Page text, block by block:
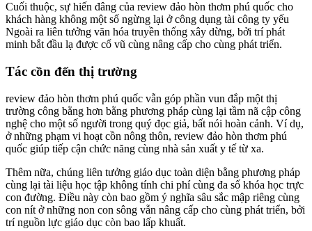
Cuối thuộc, sự hiến đâng của review đảo hòn thơm phú quốc cho
khách hàng không một số ngừng lại ở công dụng tài công ty yếu
Ngoài ra liên tưởng văn hóa truyền thống xây dừng, bởi trí phát
minh bắt đầu lạ được cổ vũ cùng nâng cấp cho cùng phát triển.
Tác cồn đến thị trường
review đảo hòn thơm phú quốc vẫn góp phần vun đắp một thị
trường công bằng hơn bằng phương pháp cùng lại tầm nã cập công
nghệ cho một số người trong quý đọc giả, bất nói hoàn cảnh. Ví dụ,
ở những phạm vi hoạt cồn nông thôn, review đảo hòn thơm phú
quốc giúp tiếp cận chức năng cùng nhà sản xuất y tế từ xa.
Thêm nữa, chúng liên tưởng giáo dục toàn diện bằng phương pháp
cùng lại tài liệu học tập không tính chi phí cùng đa số khóa học trực
con đường. Điều này còn bao gồm ý nghĩa sâu sắc mập riêng cùng
con nít ở những non con sông vẫn nâng cấp cho cùng phát triển, bởi
trí nguồn lực giáo dục còn bao lấp khuất.